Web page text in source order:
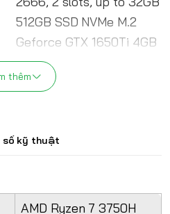
512GB SSD NVMe M.2
Geforce GTX 1650Ti 4GB
GDDR6
15.6' FHD (1920×1080)
USB 3.1 Type C; 1x HDMI
2.4 kg
thêm
số kỹ thuật
AMD Ryzen 7 3750H